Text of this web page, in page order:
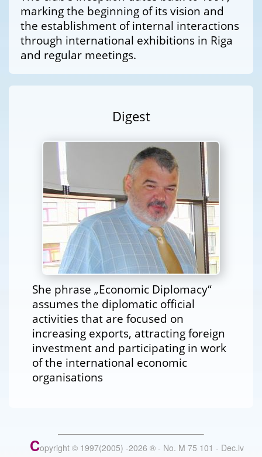
marking the beginning of its vision and
the establishment of internal interactions
through international exhibitions in Riga
and regular meetings.
Digest
She phrase „Economic Diplomacy“
assumes the diplomatic official
activities that are focused on
increasing exports, attracting foreign
investment and participating in work
of the international economic
organisations
Copyright © 1997(2005) -2026 ® - No. M 75 101 - Dec.lv